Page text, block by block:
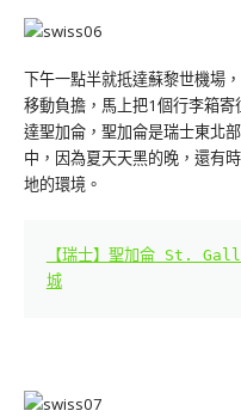
下午一點半就抵達蘇黎世機場
移動負擔，馬上把1個行李箱
達聖加侖，聖加侖是瑞士東北
中，因為夏天天黑的晚，還有
地的環境。
【瑞士】聖加侖 St.
城